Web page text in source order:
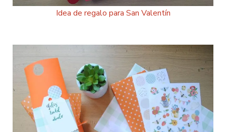
Idea de regalo para San Valentín